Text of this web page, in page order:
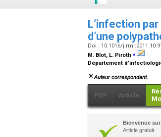
L’infection
d’une
Doi : 10.1016/
M. Blot, L. Piroth ⁎
Département
Auteur correspondant.
PDF Article
Bienvenue
Article gratuit.